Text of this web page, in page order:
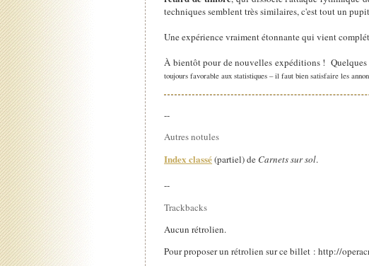
techniques semblent très similaires, c'est tout un
Une expérience vraiment étonnante qui vient
À bientôt pour de nouvelles expéditions !
toujours favorable aux statistiques – il faut bien satisfaire les
--
Autres notules
Index classé(partiel) de Carnets sur sol.
--
Trackbacks
Aucun rétrolien.
Pour proposer un rétrolien sur ce billet : http://